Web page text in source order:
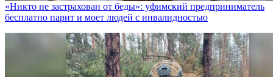
«Никто не заcтрахован от беды»: уфимский предприниматель
бесплатно парит и моет людей с инвалидностью